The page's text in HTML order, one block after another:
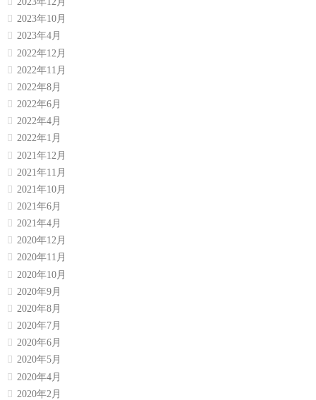
2023年10月
2023年4月
2022年12月
2022年11月
2022年8月
2022年6月
2022年4月
2022年1月
2021年12月
2021年11月
2021年10月
2021年6月
2021年4月
2020年12月
2020年11月
2020年10月
2020年9月
2020年8月
2020年7月
2020年6月
2020年5月
2020年4月
2020年2月